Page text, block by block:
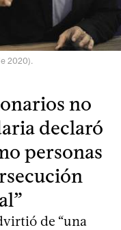
2020).
no
declaró
personas
de “una